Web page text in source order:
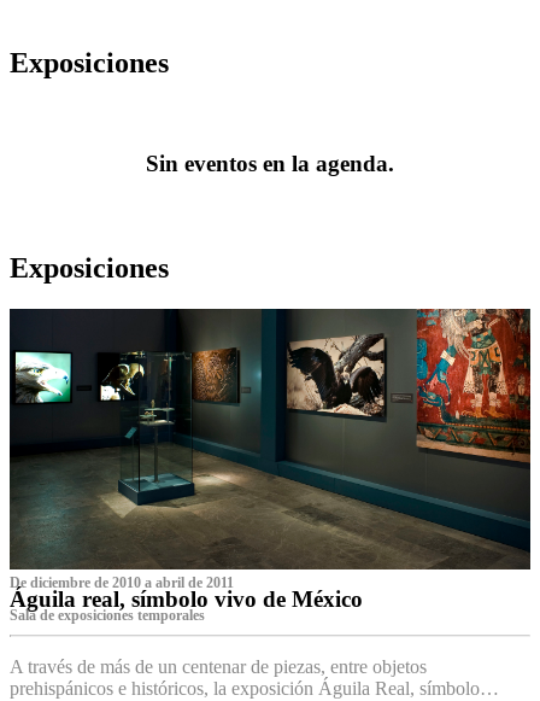
Exposiciones
Sin eventos en la agenda.
Exposiciones
De diciembre de 2010 a abril de 2011
Águila real, símbolo vivo de México
Sala de exposiciones temporales
A través de más de un centenar de piezas, entre objetos
prehispánicos e históricos, la exposición Águila Real, símbolo…